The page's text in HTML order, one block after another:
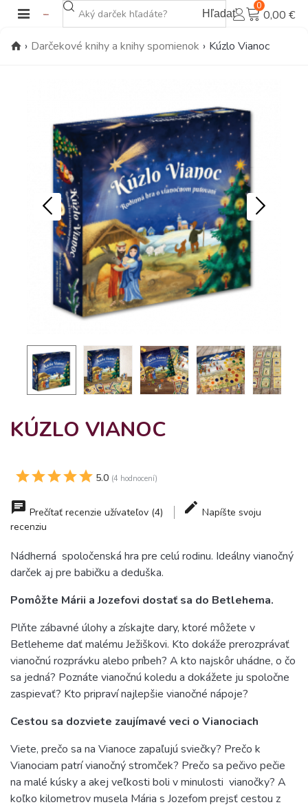
Hľadať
0
0,00 €
› Darčekové knihy a knihy spomienok › Kúzlo Vianoc
KÚZLO VIANOC
5.0 (4 hodnocení)
Prečítať recenzie užívateľov (4)
Napíšte svoju
recenziu
Nádherná spoločenská hra pre celú rodinu. Ideálny vianočný
darček aj pre babičku a deduška.
Pomôžte Márii a Jozefovi dostať sa do Betlehema.
Plňte zábavné úlohy a získajte dary, ktoré môžete v
Betleheme dať malému Ježiškovi. Kto dokáže prerozprávať
vianočnú rozprávku alebo príbeh? A kto najskôr uhádne, o čo
sa jedná? Poznáte vianočnú koledu a dokážete ju spoločne
zaspievať? Kto pripraví najlepšie vianočné nápoje?
Cestou sa dozviete zaujímavé veci o Vianociach
Viete, prečo sa na Vianoce zapaľujú sviečky? Prečo k
Vianociam patrí vianočný stromček? Prečo sa pečivo pečie
na malé kúsky a akej veľkosti boli v minulosti vianočky? A
koľko kilometrov musela Mária s Jozefom prejsť cestou z